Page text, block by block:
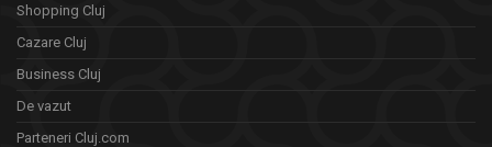
Shopping Cluj
Cazare Cluj
Business Cluj
De vazut
Parteneri Cluj.com